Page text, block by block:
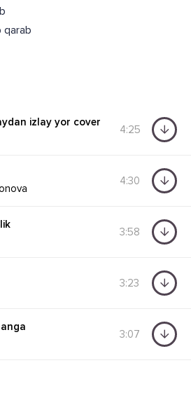
qarab
izlay yor cover
4:25
4:30
3:58
3:23
3:07